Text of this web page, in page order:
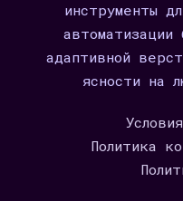
инструменты
адаптивной
ясности на
Политика